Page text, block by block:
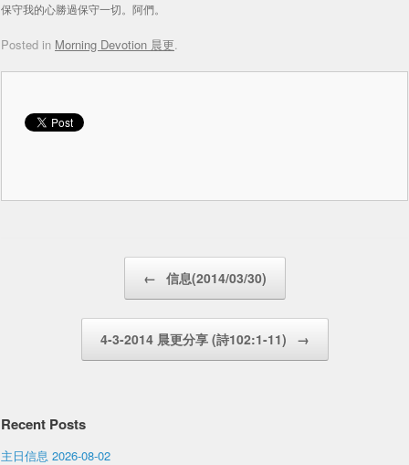
保守我的心勝過保守一切。阿們。
Posted in Morning Devotion 晨更.
← 信息(2014/03/30)
4-3-2014 晨更分享 (詩102:1-11) →
Recent Posts
主日信息 2026-08-02